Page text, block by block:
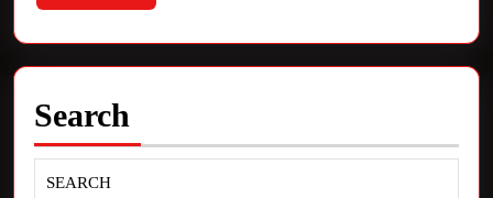
Search